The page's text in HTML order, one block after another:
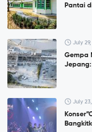
Pantai
July
Gempa
Jepang:
July